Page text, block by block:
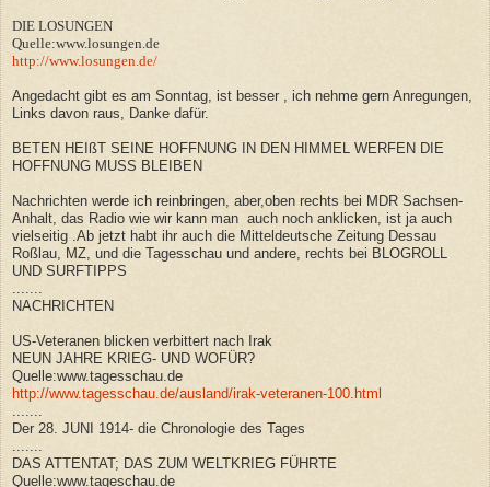
DIE LOSUNGEN
Quelle:www.losungen.de
http://www.losungen.de/
Angedacht gibt es am Sonntag, ist besser , ich nehme gern Anregungen,
Links davon raus, Danke dafür.
BETEN HEIßT SEINE HOFFNUNG IN DEN HIMMEL WERFEN DIE
HOFFNUNG MUSS BLEIBEN
Nachrichten werde ich reinbringen, aber,oben rechts bei MDR Sachsen-
Anhalt, das Radio wie wir kann man auch noch anklicken, ist ja auch
vielseitig .Ab jetzt habt ihr auch die Mitteldeutsche Zeitung Dessau
Roßlau, MZ, und die Tagesschau und andere, rechts bei BLOGROLL
UND SURFTIPPS
NACHRICHTEN
US-Veteranen blicken verbittert nach Irak
NEUN JAHRE KRIEG- UND WOFÜR?
Quelle:www.tagesschau.de
http://www.tagesschau.de/ausland/irak-veteranen-100.html
Der 28. JUNI 1914- die Chronologie des Tages
DAS ATTENTAT; DAS ZUM WELTKRIEG FÜHRTE
Quelle:www.tageschau.de